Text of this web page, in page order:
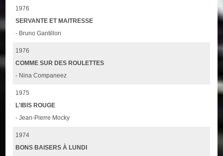
1976
SERVANTE ET MAITRESSE
- Bruno Gantillon
1976
COMME SUR DES ROULETTES
- Nina Companeez
1975
L'IBIS ROUGE
- Jean-Pierre Mocky
1974
BONS BAISERS À LUNDI